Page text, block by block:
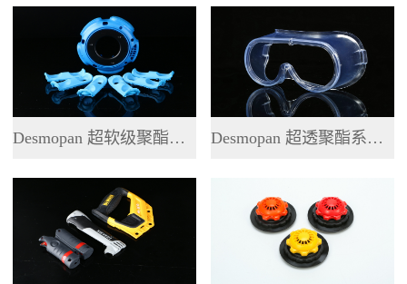
Desmopan 超软级聚酯系列 TPU Desmopan 超透聚酯系列 TPU